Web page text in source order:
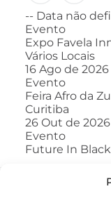
-- Data não
Evento
Expo Favela
Vários Locais
16 Ago de 2026
Evento
Feira Afro da
Curitiba
26 Out de 2026
Evento
Future In Black